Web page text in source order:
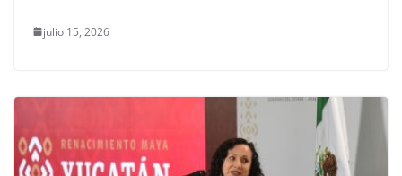
julio 15, 2026